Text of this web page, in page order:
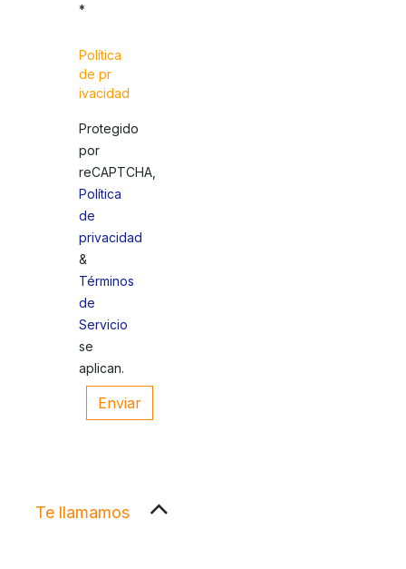
*
Política
de pr
ivacidad
Protegido
por
reCAPTCHA,
Política
de
privacidad
&
Términos
de
Servicio
se
aplican.
Enviar
Te llamamos